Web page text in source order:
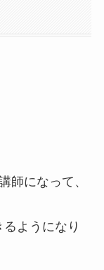
になって、
ようになり